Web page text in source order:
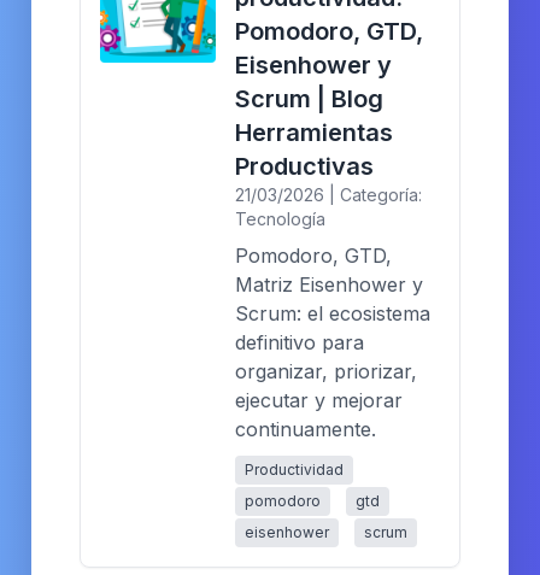
Pomodoro, GTD,
Eisenhower y
Scrum | Blog
Herramientas
Productivas
21/03/2026 | Categoría:
Tecnología
Pomodoro, GTD,
Matriz Eisenhower y
Scrum: el ecosistema
definitivo para
organizar, priorizar,
ejecutar y mejorar
continuamente.
Productividad
pomodoro
gtd
eisenhower
scrum